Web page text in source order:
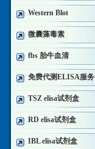
Western Blot
微囊藻毒素
fbs 胎牛血清
免费代测ELISA服务
TSZ elisa试剂盒
RD elisa试剂盒
IBL elisa试剂盒